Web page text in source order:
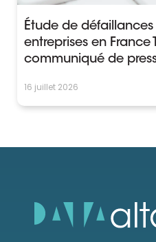
Étude de
entreprises en France
communiqué de
16 juillet 2026